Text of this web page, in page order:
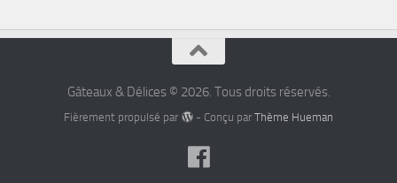
Gâteaux & Délices © 2026. Tous droits réservés.
Fièrement propulsé par - Conçu par Thème Hueman